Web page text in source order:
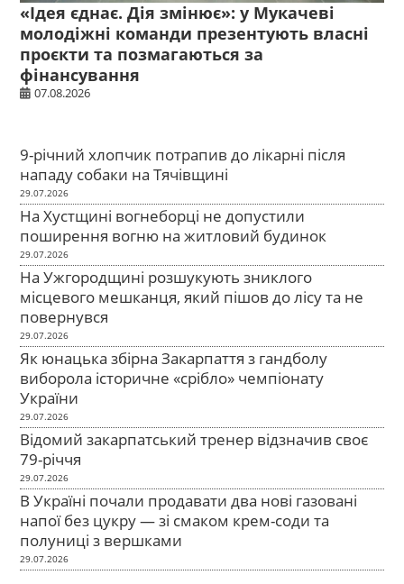
«Ідея єднає. Дія змінює»: у Мукачеві
молодіжні команди презентують власні
проєкти та позмагаються за
фінансування
07.08.2026
9-річний хлопчик потрапив до лікарні після
нападу собаки на Тячівщині
29.07.2026
На Хустщині вогнеборці не допустили
поширення вогню на житловий будинок
29.07.2026
На Ужгородщині розшукують зниклого
місцевого мешканця, який пішов до лісу та не
повернувся
29.07.2026
Як юнацька збірна Закарпаття з гандболу
виборола історичне «срібло» чемпіонату
України
29.07.2026
Відомий закарпатський тренер відзначив своє
79-річчя
29.07.2026
В Україні почали продавати два нові газовані
напої без цукру — зі смаком крем-соди та
полуниці з вершками
29.07.2026